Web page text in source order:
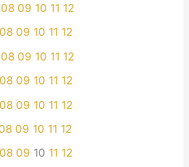
08 09 10 11 12
08 09 10 11 12
08 09 10 11 12
08 09 10 11 12
08 09 10 11 12
09 10 11 12
08 09 10 11 12